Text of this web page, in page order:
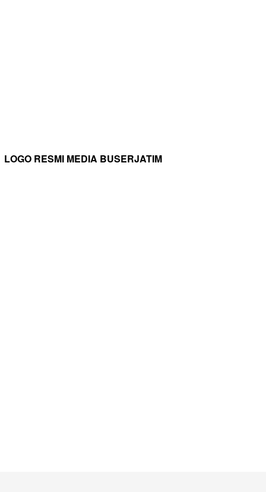
LOGO RESMI MEDIA BUSERJATIM